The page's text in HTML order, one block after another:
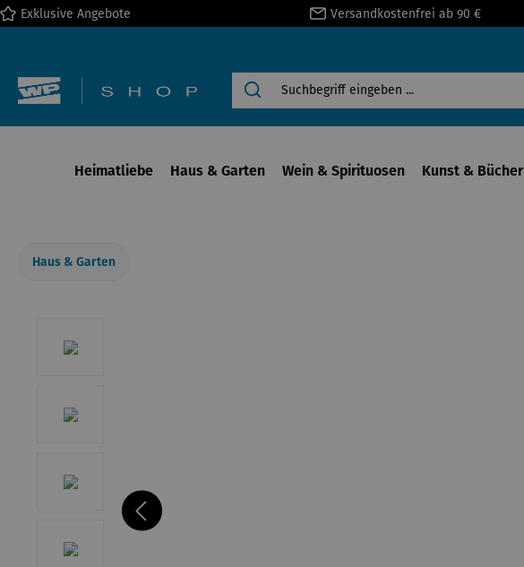
Zur Hauptnavigation springen
Exklusive Angebote Versandkostenfrei ab 90 €
Heimatliebe Haus & Garten Wein & Spirituosen Kunst & Bücher
Haus & Garten